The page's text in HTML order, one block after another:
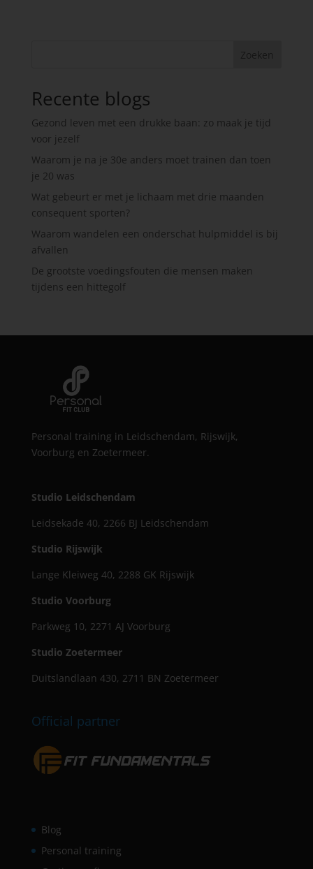
Zoeken
Recente blogs
Gezond leven met een drukke baan: zo maak je tijd
voor jezelf
Waarom je na je 30e anders moet trainen dan toen
je 20 was
Wat gebeurt er met je lichaam met drie maanden
consequent sporten?
Waarom wandelen een onderschat hulpmiddel is bij
afvallen
De grootste voedingsfouten die mensen maken
tijdens een hittegolf
Personal training in Leidschendam, Rijswijk,
Voorburg en Zoetermeer.
Studio Leidschendam
Leidsekade 40, 2266 BJ Leidschendam
Studio Rijswijk
Lange Kleiweg 40, 2288 GK Rijswijk
Studio Voorburg
Parkweg 10, 2271 AJ Voorburg
Studio Zoetermeer
Duitslandlaan 430, 2711 BN Zoetermeer
Official partner
Blog
Personal training